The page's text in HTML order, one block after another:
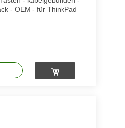
- OEM - für ThinkPad